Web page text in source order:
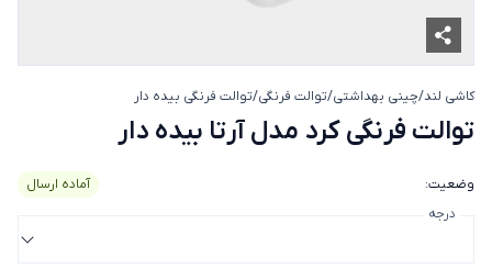
کاشی لند/چینی بهداشتی/توالت فرنگی/توالت فرنگی بیده دار
توالت فرنگی کرد مدل
توالت فرنگی کرد مدل آرتا بیده دار
وضعیت:
آماده ارسال
درجه